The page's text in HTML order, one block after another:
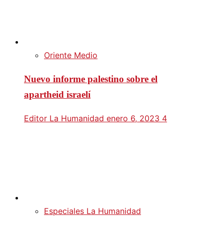
Oriente Medio
Nuevo informe palestino sobre el
apartheid israelí
Editor La Humanidad enero 6, 2023 4
Especiales La Humanidad